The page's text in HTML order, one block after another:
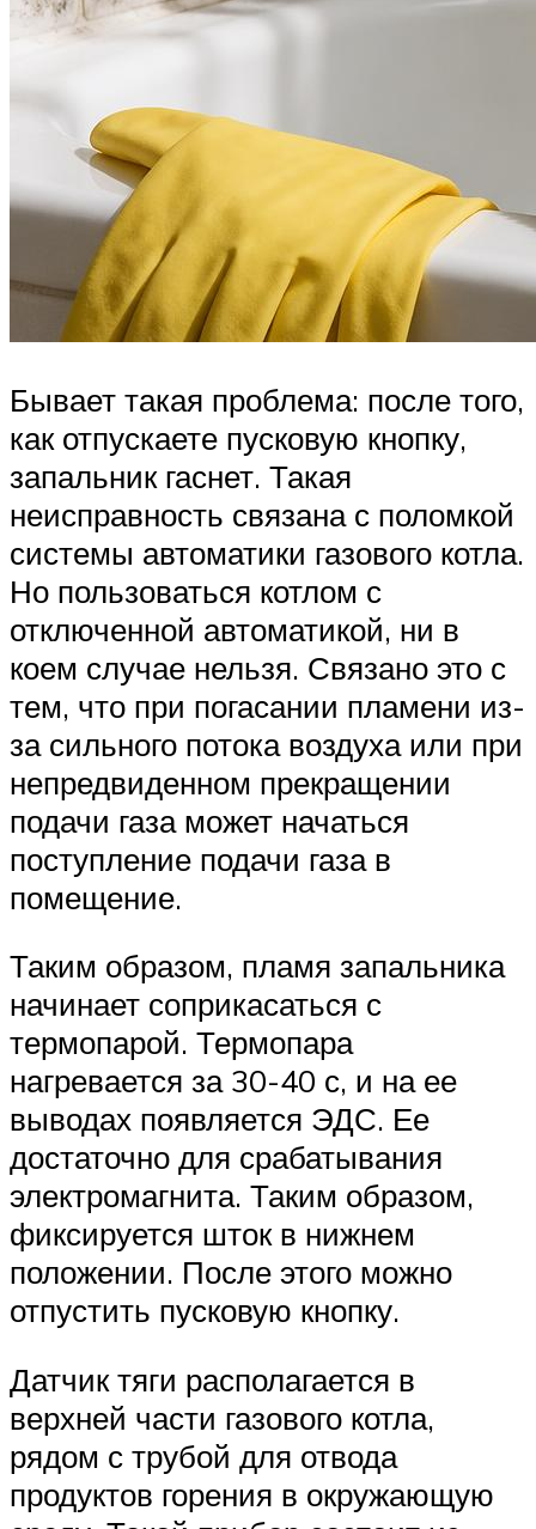
Бывает такая проблема: после того,
как отпускаете пусковую кнопку,
запальник гаснет. Такая
неисправность связана с поломкой
системы автоматики газового котла.
Но пользоваться котлом с
отключенной автоматикой, ни в
коем случае нельзя. Связано это с
тем, что при погасании пламени из-
за сильного потока воздуха или при
непредвиденном прекращении
подачи газа может начаться
поступление подачи газа в
помещение.
Таким образом, пламя запальника
начинает соприкасаться с
термопарой. Термопара
нагревается за 30-40 с, и на ее
выводах появляется ЭДС. Ее
достаточно для срабатывания
электромагнита. Таким образом,
фиксируется шток в нижнем
положении. После этого можно
отпустить пусковую кнопку.
Датчик тяги располагается в
верхней части газового котла,
рядом с трубой для отвода
продуктов горения в окружающую